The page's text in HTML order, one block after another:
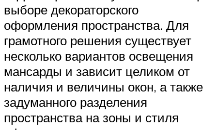
выборе декораторского
оформления пространства. Для
грамотного решения существует
несколько вариантов освещения
мансарды и зависит целиком от
наличия и величины окон, а также
задуманного разделения
пространства на зоны и стиля